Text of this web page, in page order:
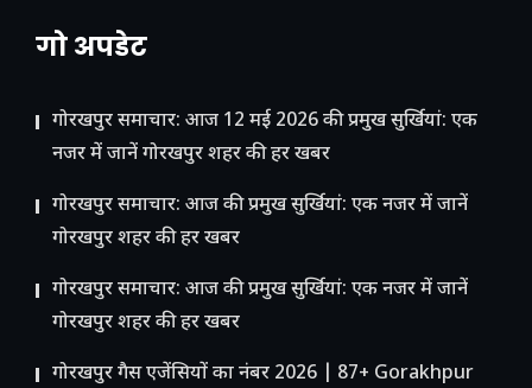
गो अपडेट
गोरखपुर समाचार: आज 12 मई 2026 की प्रमुख सुर्खियां: एक
नजर में जानें गोरखपुर शहर की हर खबर
गोरखपुर समाचार: आज की प्रमुख सुर्खियां: एक नजर में जानें
गोरखपुर शहर की हर खबर
गोरखपुर समाचार: आज की प्रमुख सुर्खियां: एक नजर में जानें
गोरखपुर शहर की हर खबर
गोरखपुर गैस एजेंसियों का नंबर 2026 | 87+ Gorakhpur